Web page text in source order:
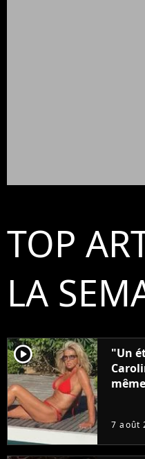
TOP
LA
player2
"Un
7 août